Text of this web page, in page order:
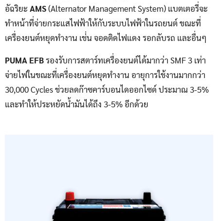
อัฉริยะ AMS(Alternator Management System) แบตเตอรี่จะ
ทำหน้าที่จ่ายกระแสไฟฟ้าให้กับระบบไฟฟ้าในรถยนต์ ขณะที่
เครื่องยนต์หยุดทำงาน เช่่น จอดติดไฟแดง รอกลับรถ และอื่นๆ
PUMA EFBรองรับการสตาร์ทเครื่องยนต์ได้มากว่า SMF 3 เท่า
จ่ายไฟในขณะที่เครื่องยนต์หยุดทำงาน อายุการใช้งานมากกว่า
30,000 Cycles ช่วยลดก๊าซคาร์บอนไดออกไซด์ ประมาณ 3-5%
และทำให้ประหยัดน้ำมันได้ถึง 3-5% อีกด้วย